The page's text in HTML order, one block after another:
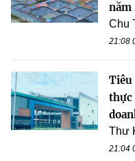
năm
Chu
21:08
Tiêu
thực
Thư
21:04